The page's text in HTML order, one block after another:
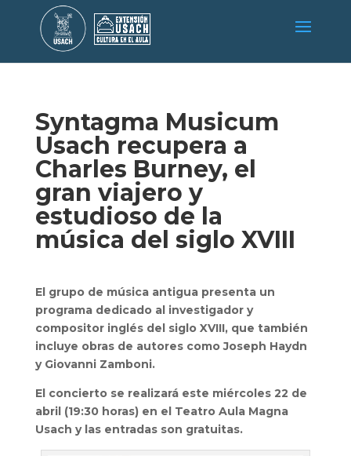
Syntagma Musicum
Usach recupera a
Charles Burney, el
gran viajero y
estudioso de la
música del siglo XVIII
El grupo de música antigua presenta un
programa dedicado al investigador y
compositor inglés del siglo XVIII, que también
incluye obras de autores como Joseph Haydn
y Giovanni Zamboni.
El concierto se realizará este miércoles 22 de
abril (19:30 horas) en el Teatro Aula Magna
Usach y las entradas son gratuitas.